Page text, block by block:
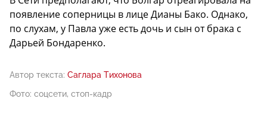
появление соперницы в лице Дианы Бако. Однако,
по слухам, у Павла уже есть дочь и сын от брака с
Дарьей Бондаренко.
Автор текста: Саглара Тихонова
Фото: соцсети, стоп-кадр